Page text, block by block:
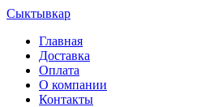
Сыктывкар
Главная
Доставка
Оплата
О компании
Контакты